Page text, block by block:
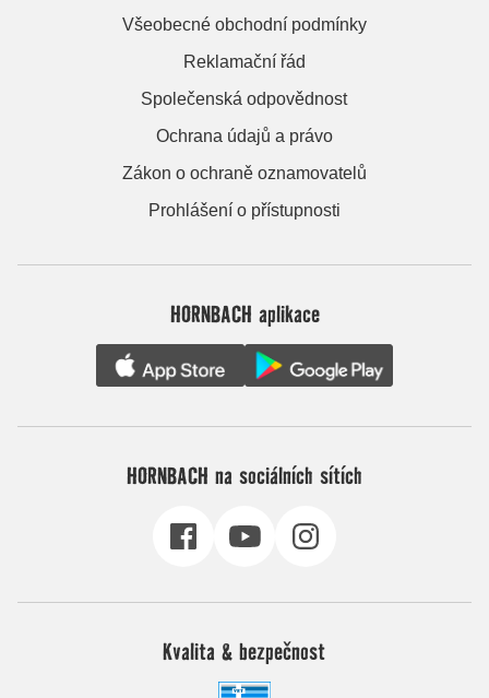
Všeobecné obchodní podmínky
Reklamační řád
Společenská odpovědnost
Ochrana údajů a právo
Zákon o ochraně oznamovatelů
Prohlášení o přístupnosti
HORNBACH aplikace
HORNBACH na sociálních sítích
Kvalita & bezpečnost